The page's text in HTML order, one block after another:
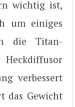
wichtig ist,
um einiges
die Titan-
verbessert
das Gewicht